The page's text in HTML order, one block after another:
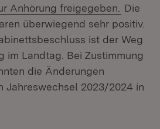
Anhörung freigegeben.
Die
überwiegend sehr positiv.
ist der Weg
im Landtag. Bei Zustimmung
die Änderungen
Jahreswechsel 2023/2024 in